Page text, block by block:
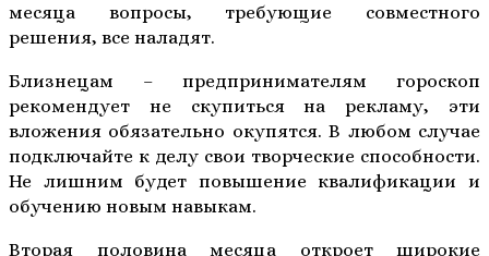
месяца вопросы, требующие совместного
решения, все наладят.
Близнецам – предпринимателям гороскоп
рекомендует не скупиться на рекламу, эти
вложения обязательно окупятся. В любом случае
подключайте к делу свои творческие способности.
Не лишним будет повышение квалификации и
обучению новым навыкам.
Вторая половина месяца откроет широкие